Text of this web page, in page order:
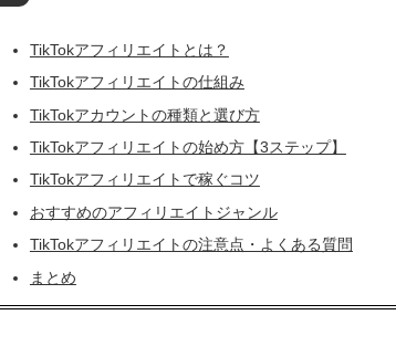
TikTokアフィリエイトとは？
TikTokアフィリエイトの仕組み
TikTokアカウントの種類と選び方
TikTokアフィリエイトの始め方【3ステップ】
TikTokアフィリエイトで稼ぐコツ
おすすめのアフィリエイトジャンル
TikTokアフィリエイトの注意点・よくある質問
まとめ